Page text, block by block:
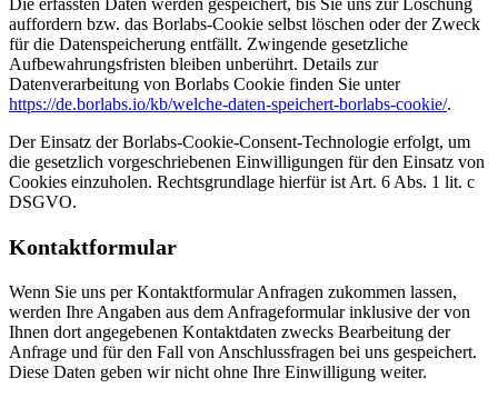
auffordern bzw. das Borlabs-Cookie selbst löschen oder der Zweck
für die Datenspeicherung entfällt. Zwingende gesetzliche
Aufbewahrungsfristen bleiben unberührt. Details zur
Datenverarbeitung von Borlabs Cookie finden Sie unter
https://de.borlabs.io/kb/welche-daten-speichert-borlabs-cookie/.
Der Einsatz der Borlabs-Cookie-Consent-Technologie erfolgt, um
die gesetzlich vorgeschriebenen Einwilligungen für den Einsatz von
Cookies einzuholen. Rechtsgrundlage hierfür ist Art. 6 Abs. 1 lit. c
DSGVO.
Kontaktformular
Wenn Sie uns per Kontaktformular Anfragen zukommen lassen,
werden Ihre Angaben aus dem Anfrageformular inklusive der von
Ihnen dort angegebenen Kontaktdaten zwecks Bearbeitung der
Anfrage und für den Fall von Anschlussfragen bei uns gespeichert.
Diese Daten geben wir nicht ohne Ihre Einwilligung weiter.